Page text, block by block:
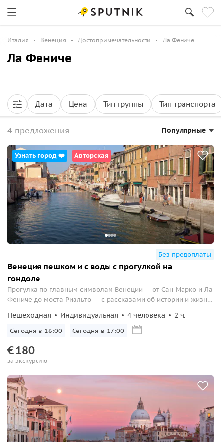
Италия Венеция Достопримечательности Ла Фениче
Ла Фениче
Дата Цена Тип группы Тип транспорта
4 предложения Популярные
Узнать город ❤️ Авторская
Без предоплаты
Венеция пешком и с воды с прогулкой на
гондоле
Прогулка по главным символам Венеции — от Сан-Марко и Ла
Фениче до моста Риальто — с рассказами об истории и жизни
живописным каналам Венеции.
Пешеходная Индивидуальная 4 человека 2 ч.
Сегодня в 16:00 Сегодня в 17:00
€180
за экскурсию